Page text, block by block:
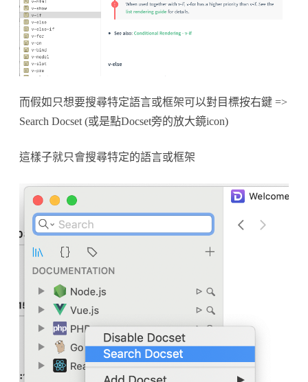
而假如只想要搜尋特定語言或框架可以對目標按右鍵 =>
Search Docset (或是點Docset旁的放大鏡icon)
這樣子就只會搜尋特定的語言或框架